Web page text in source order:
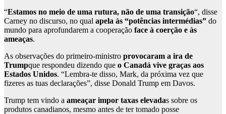
“Estamos no meio de uma rutura, não de uma transição“, disse
Carney no discurso, no qual apela às “potências intermédias” do
mundo para aprofundarem a cooperação face à coerção e às
ameaças.
As observações do primeiro-ministro provocaram a ira de
Trumpque respondeu dizendo que o Canadá vive graças aos
Estados Unidos. “Lembra-te disso, Mark, da próxima vez que
fizeres as tuas declarações”, disse Donald Trump em Davos.
Trump tem vindo a ameaçar impor taxas elevadas sobre os
produtos canadianos, mesmo antes de ter tomado posse